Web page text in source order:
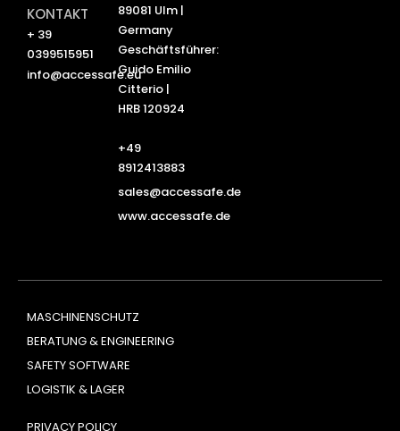
KONTAKT
+ 39
0399515951
info@accessafe.eu
89081 Ulm |
Germany
Geschäftsführer:
Guido Emilio
Citterio |
HRB 120924
+49
8912413883
sales@accessafe.de
www.accessafe.de
MASCHINENSCHUTZ
BERATUNG & ENGINEERING
SAFETY SOFTWARE
LOGISTIK & LAGER
PRIVACY POLICY